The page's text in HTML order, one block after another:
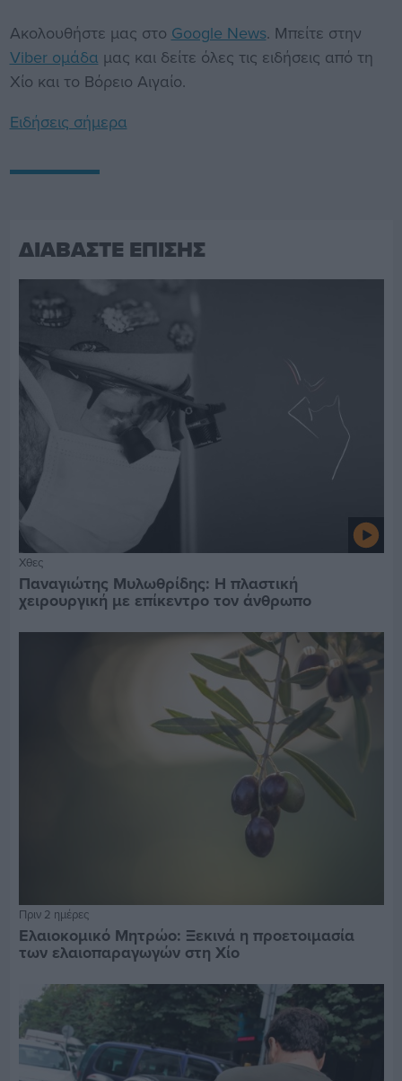
Ακολουθήστε μας στο Google News. Μπείτε στην
Viber ομάδα μας και δείτε όλες τις ειδήσεις από τη
Χίο και το Βόρειο Αιγαίο.
Ειδήσεις σήμερα
ΔΙΑΒΑΣΤΕ ΕΠΙΣΗΣ
Χθες
Παναγιώτης Μυλωθρίδης: Η πλαστική
χειρουργική με επίκεντρο τον άνθρωπο
Πριν 2 ημέρες
Ελαιοκομικό Μητρώο: Ξεκινά η προετοιμασία
των ελαιοπαραγωγών στη Χίο